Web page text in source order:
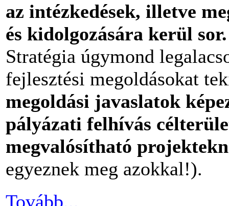
az intézkedések, illetve
és kidolgozására kerül sor.
Stratégia úgymond
fejlesztési megoldásokat
megoldási javaslatok
pályázati felhívás
megvalósítható
egyeznek meg azokkal!).
Tovább...